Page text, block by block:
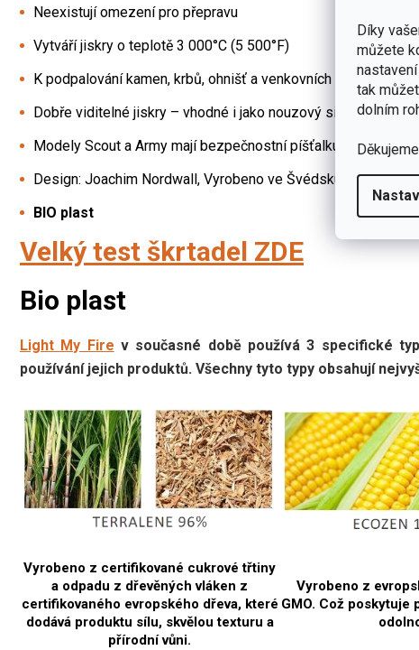
Díky
můžete
tak
dolním
Neexistují omezení pro přepravu
Vytváří jiskry o teplotě 3 000°C (5 500°F)
K podpalování kamen, krbů, ohnišť a venkovních grilů
Dobře viditelné jiskry – vhodné i jako nouzový signál
Modely Scout a Army mají bezpečnostní píšťalku
Design: Joachim Nordwall, Vyrobeno ve Švédsku
BIO plast
Velký test škrtadel ZDE
Bio plast
Light My Fire v současné době používá 3 specifické
používání jejich produktů. Všechny tyto typy obsahují
Vyrobeno z certifikované cukrové třtiny
a odpadu z dřevěných vláken z
certifikovaného evropského dřeva, které
dodává produktu sílu, skvělou texturu a
přírodní vůni.
Vyrobeno z
GMO. Což poskytuje